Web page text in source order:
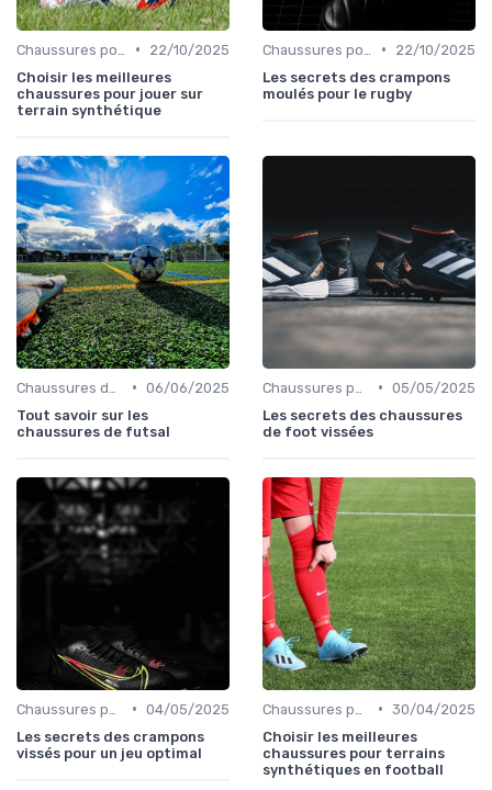
•
22/10/2025
Choisir les meilleures
chaussures pour jouer sur
terrain synthétique
•
22/10/2025
Les secrets des crampons
moulés pour le rugby
• 06/06/2025
Tout savoir sur les
chaussures de futsal
• 05/05/2025
Les secrets des chaussures
de foot vissées
• 04/05/2025
Les secrets des crampons
vissés pour un jeu optimal
• 30/04/2025
Choisir les meilleures
chaussures pour terrains
synthétiques en football